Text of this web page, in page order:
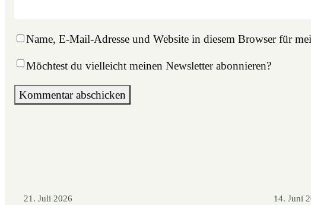
Name, E-Mail-Adresse und Website in diesem Browser für
Möchtest du vielleicht meinen Newsletter abonnieren?
21. Juli 2026 14. Juni